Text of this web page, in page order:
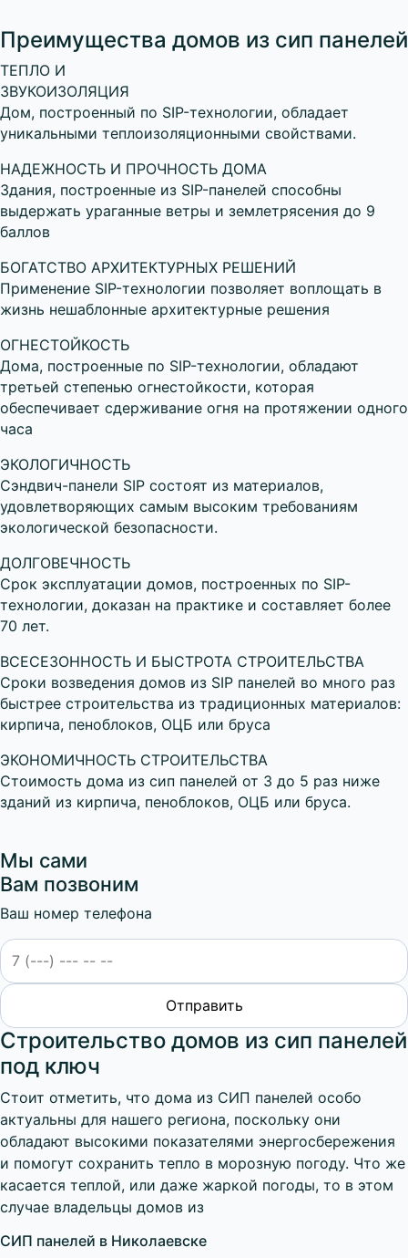
Преимущества домов из сип панелей
ТЕПЛО И
ЗВУКОИЗОЛЯЦИЯ
Дом, построенный по SIP-технологии, обладает
уникальными теплоизоляционными свойствами.
НАДЕЖНОСТЬ И ПРОЧНОСТЬ ДОМА
Здания, построенные из SIP-панелей способны
выдержать ураганные ветры и землетрясения до 9
баллов
БОГАТСТВО АРХИТЕКТУРНЫХ РЕШЕНИЙ
Применение SIP-технологии позволяет воплощать в
жизнь нешаблонные архитектурные решения
ОГНЕСТОЙКОСТЬ
Дома, построенные по SIP-технологии, обладают
третьей степенью огнестойкости, которая
обеспечивает сдерживание огня на протяжении одного
часа
ЭКОЛОГИЧНОСТЬ
Сэндвич-панели SIP состоят из материалов,
удовлетворяющих самым высоким требованиям
экологической безопасности.
ДОЛГОВЕЧНОСТЬ
Срок эксплуатации домов, построенных по SIP-
технологии, доказан на практике и составляет более
70 лет.
ВСЕСЕЗОННОСТЬ И БЫСТРОТА СТРОИТЕЛЬСТВА
Сроки возведения домов из SIP панелей во много раз
быстрее строительства из традиционных материалов:
кирпича, пеноблоков, ОЦБ или бруса
ЭКОНОМИЧНОСТЬ СТРОИТЕЛЬСТВА
Стоимость дома из сип панелей от 3 до 5 раз ниже
зданий из кирпича, пеноблоков, ОЦБ или бруса.
Мы сами
Вам позвоним
Ваш номер телефона
Строительство домов из сип панелей
под ключ
Стоит отметить, что дома из СИП панелей особо
актуальны для нашего региона, поскольку они
обладают высокими показателями энергосбережения
и помогут сохранить тепло в морозную погоду. Что же
касается теплой, или даже жаркой погоды, то в этом
случае владельцы домов из
СИП панелей в Николаевске